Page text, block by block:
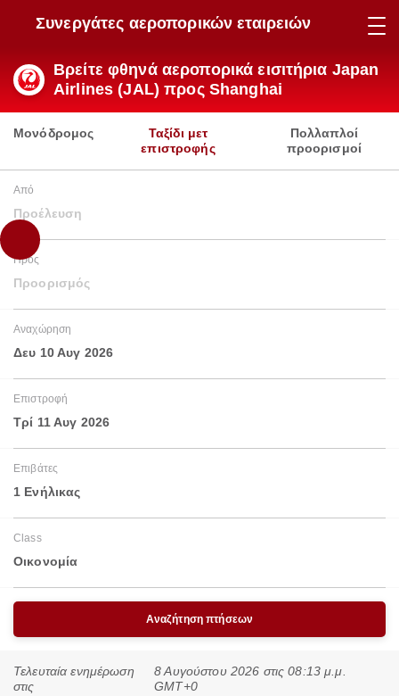
Συνεργάτες αεροπορικών εταιρειών
Βρείτε φθηνά αεροπορικά εισιτήρια Japan
Airlines (JAL) προς Shanghai
Μονόδρομος
Ταξίδι μετ
επιστροφής
Πολλαπλοί
προορισμοί
Από
Προέλευση
Προς
Προορισμός
Αναχώρηση
Δευ 10 Αυγ 2026
Επιστροφή
Τρί 11 Αυγ 2026
Επιβάτες
1 Ενήλικας
Class
Οικονομία
Αναζήτηση πτήσεων
Τελευταία ενημέρωση
στις
8 Αυγούστου 2026 στις 08:13 μ.μ.
GMT+0